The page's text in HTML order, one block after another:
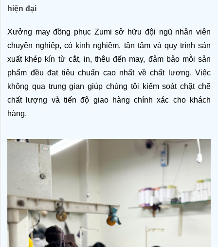
hiện đại
Xưởng may đồng phục Zumi sở hữu đội ngũ nhân viên
chuyên nghiệp, có kinh nghiệm, tận tâm và quy trình sản
xuất khép kín từ cắt, in, thêu đến may, đảm bảo mỗi sản
phẩm đều đạt tiêu chuẩn cao nhất về chất lượng. Việc
không qua trung gian giúp chúng tôi kiểm soát chặt chẽ
chất lượng và tiến độ giao hàng chính xác cho khách
hàng.